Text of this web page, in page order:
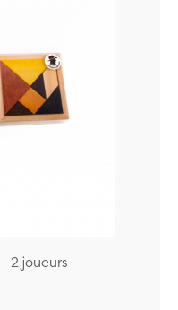
2 joueurs